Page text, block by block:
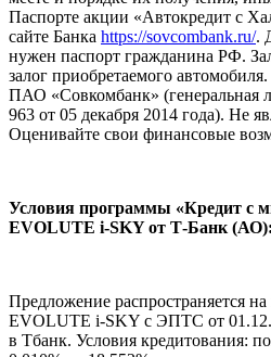
Паспорте акции «Автокредит с
сайте Банка https://sovcombank.ru/.
нужен паспорт гражданина РФ.
залог приобретаемого
ПАО «Совкомбанк» (генеральная
963 от 05 декабря 2014 года). Не
Оценивайте свои финансовые
Условия программы «Кредит с
EVOLUTE i‑SKY от Т-Банк (АО):
Предложение распространяется
EVOLUTE i-SKY с ЭПТС от
в Тбанк. Условия кредитования: